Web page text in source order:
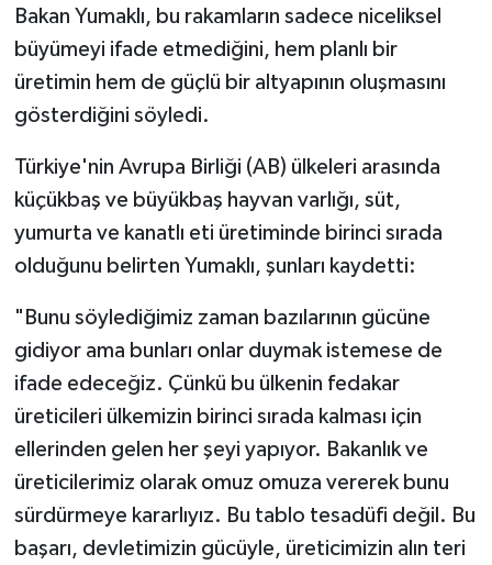
Bakan Yumaklı, bu rakamların sadece niceliksel
büyümeyi ifade etmediğini, hem planlı bir
üretimin hem de güçlü bir altyapının oluşmasını
gösterdiğini söyledi.
Türkiye'nin Avrupa Birliği (AB) ülkeleri arasında
küçükbaş ve büyükbaş hayvan varlığı, süt,
yumurta ve kanatlı eti üretiminde birinci sırada
olduğunu belirten Yumaklı, şunları kaydetti:
"Bunu söylediğimiz zaman bazılarının gücüne
gidiyor ama bunları onlar duymak istemese de
ifade edeceğiz. Çünkü bu ülkenin fedakar
üreticileri ülkemizin birinci sırada kalması için
ellerinden gelen her şeyi yapıyor. Bakanlık ve
üreticilerimiz olarak omuz omuza vererek bunu
sürdürmeye kararlıyız. Bu tablo tesadüfi değil. Bu
başarı, devletimizin gücüyle, üreticimizin alın teri